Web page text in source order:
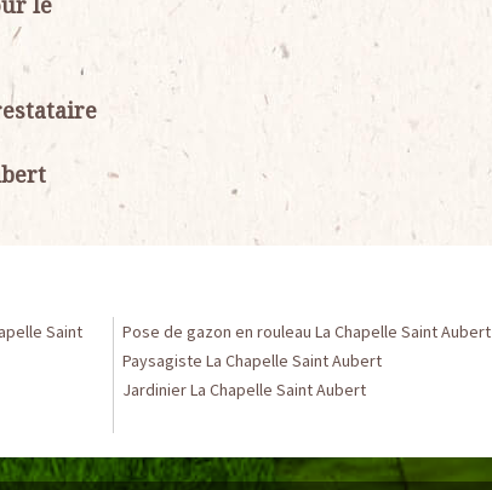
Saint
Pose de gazon en rouleau La Chapelle Saint Aubert
Paysagiste La Chapelle Saint Aubert
Jardinier La Chapelle Saint Aubert